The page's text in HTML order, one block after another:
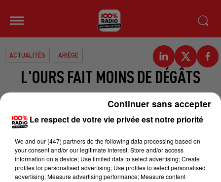
ACTUALITÉS ARIÈGE
L'OURS FAIT MOINS DE DÉGÂTS
Les attaques et les dommages dus à
l’ours sont en baisse. Un constat de
la direction régionale de
l’Environnement, de l’Aménagement
et du Logement (la DREAL). Elle
publie un bilan pour les
Le respect de votre vie privée est notre priorité
We and our (447) partnersdo the following data processing based on
your consent and/or our legitimate interest: Store and/or access
information on a device; Use limited data to select advertising; Create
profiles for personalised advertising; Use profiles to select personalised
advertising; Measure advertising performance; Measure content
Continuer sans accepter